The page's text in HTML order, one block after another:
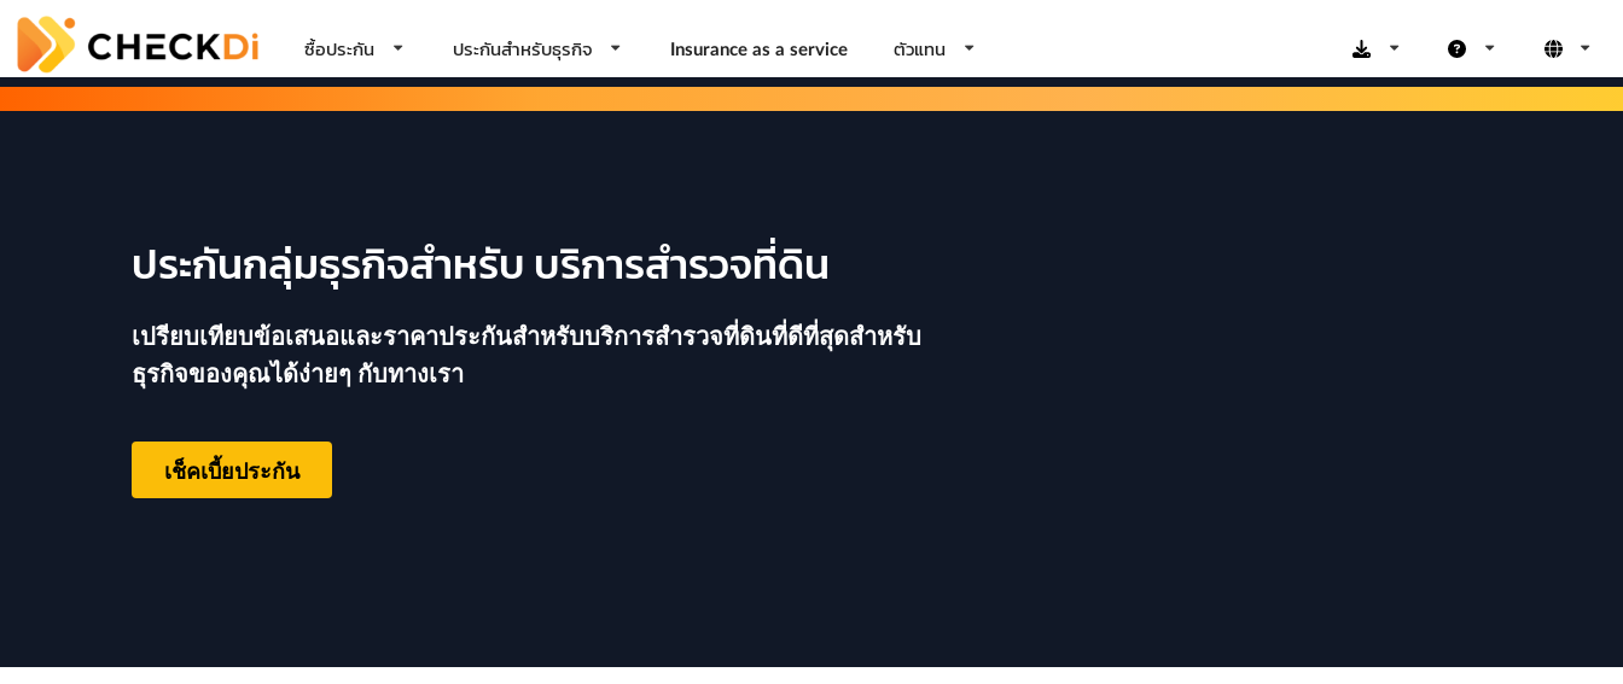
ซื้อประกัน ประกันสำหรับธุรกิจ Insurance as a service ตัวแทน
ประกันกลุ่มธุรกิจสำหรับ บริการสำรวจที่ดิน
เปรียบเทียบข้อเสนอและราคาประกันสำหรับบริการสำรวจที่ดินที่ดีที่สุดสำหรับ
ธุรกิจของคุณได้ง่ายๆ กับทางเรา
เช็คเบี้ยประกัน